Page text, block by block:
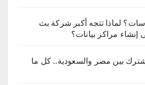
سات؟ لماذا تتجه أكبر شركة بث
مراكز بيانات؟
بين مصر والسعودية.. كل ما